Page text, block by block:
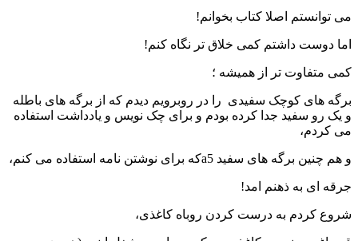
می توانستم اصلا کتاب بخوانم!
اما دوست داشتم کمی خلاق تر نگاه کنم!
کمی متفاوت تر از همیشه ؛
برگه های کوچک سفیدی را در روبرویم دیدم که از برگه های باطله
و یک رو سفید جدا کرده بودم و برای چک نویس و یادداشت استفاده
می کردم،
و هم چنین برگه های سفید a5که برای نوشتن نامه استفاده می کنم،
جرقه ای به ذهنم امد!
شروع کردم به درست کردن روباه کاغذی،